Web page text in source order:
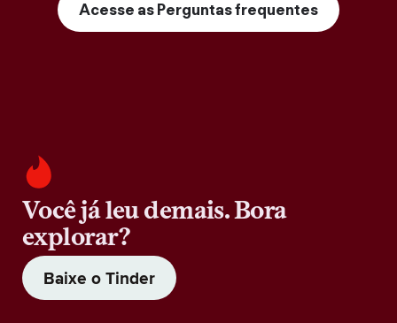
Acesse as Perguntas frequentes
Você já leu demais. Bora
explorar?
Baixe o Tinder